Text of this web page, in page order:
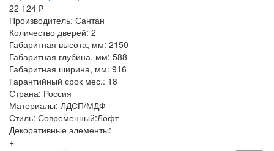
22 124 ₽
Производитель: Сантан
Количество дверей: 2
Габаритная высота, мм: 2150
Габаритная глубина, мм: 588
Габаритная ширина, мм: 916
Гарантийный срок мес.: 18
Страна: Россия
Материалы: ЛДСП/МДФ
Стиль: Современный:Лофт
Декоративные элементы:
+